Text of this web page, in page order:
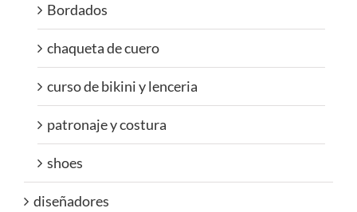
Bordados
chaqueta de cuero
curso de bikini y lenceria
patronaje y costura
shoes
diseñadores